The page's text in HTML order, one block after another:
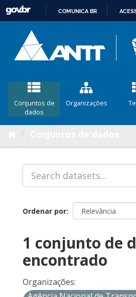
COMUNICA BR
Conjuntos de
dados
Organizações
Ordenar por
1 conjunto de
encontrado
Organizações: